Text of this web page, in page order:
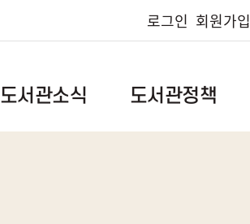
로그인 회원가입
도서관소식 도서관정책